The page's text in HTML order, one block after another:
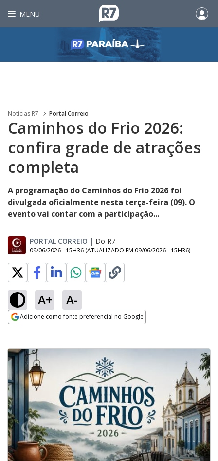
MENU
Noticias R7 Portal Correio
Caminhos do Frio 2026:
confira grade de atrações
completa
A programação do Caminhos do Frio 2026 foi
divulgada oficialmente nesta terça-feira (09). O
evento vai contar com a participação...
PORTAL CORREIO | Do R7
09/06/2026 - 15H36 (ATUALIZADO EM 09/06/2026 - 15H36)
A+ A-
Adicione como fonte preferencial no Google